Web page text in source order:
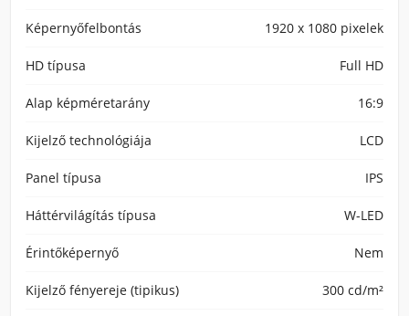
Képernyőfelbontás 1920 x 1080 pixelek
HD típusa Full HD
Alap képméretarány 16:9
Kijelző technológiája LCD
Panel típusa IPS
Háttérvilágítás típusa W-LED
Érintőképernyő Nem
Kijelző fényereje (tipikus) 300 cd/m²